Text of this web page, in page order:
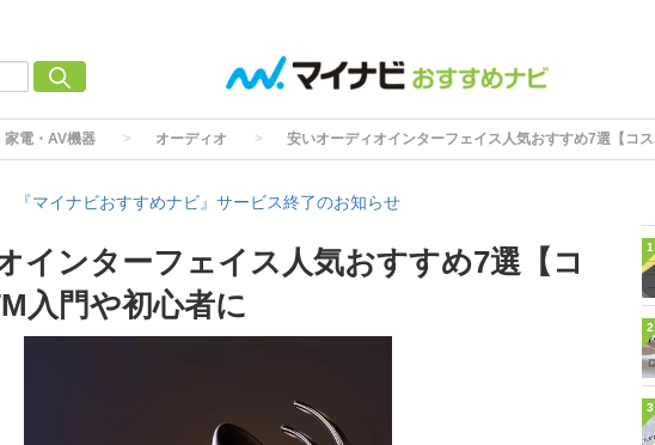
家電・AV機器 オーディオ 安いオーディオインターフェイス人気おすすめ7選【コ
『マイナビおすすめナビ』サービス終了のお知らせ
インターフェイス人気おすすめ7選【コ
入門や初心者に
1
2
3